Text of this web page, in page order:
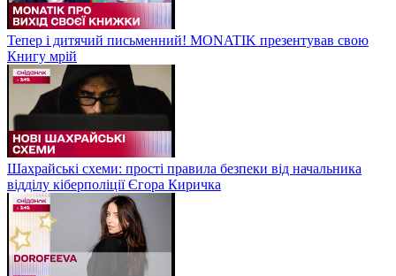
Тепер і дитячий письменний! MONATIK презентував свою
Книгу мрій
Шахрайські схеми: прості правила безпеки від начальника
відділу кіберполіції Єгора Киричка